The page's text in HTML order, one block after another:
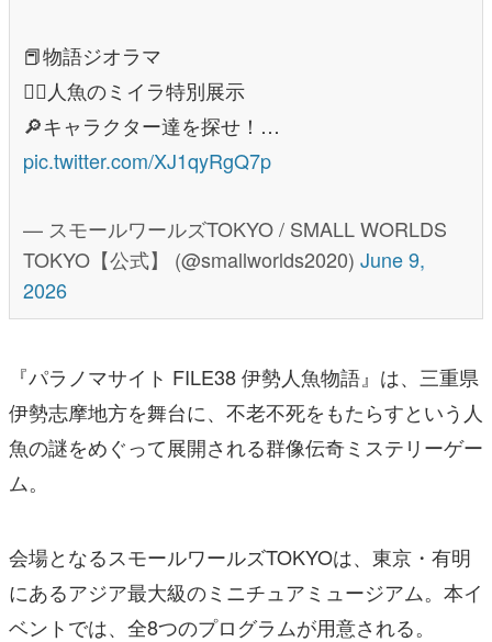
📕物語ジオラマ
🧜‍♀️人魚のミイラ特別展示
🔎キャラクター達を探せ！…
pic.twitter.com/XJ1qyRgQ7p
— スモールワールズTOKYO / SMALL WORLDS
TOKYO【公式】 (@smallworlds2020) June 9,
2026
『パラノマサイト FILE38 伊勢人魚物語』は、三重県
伊勢志摩地方を舞台に、不老不死をもたらすという人
魚の謎をめぐって展開される群像伝奇ミステリーゲー
ム。
会場となるスモールワールズTOKYOは、東京・有明
にあるアジア最大級のミニチュアミュージアム。本イ
ベントでは、全8つのプログラムが用意される。